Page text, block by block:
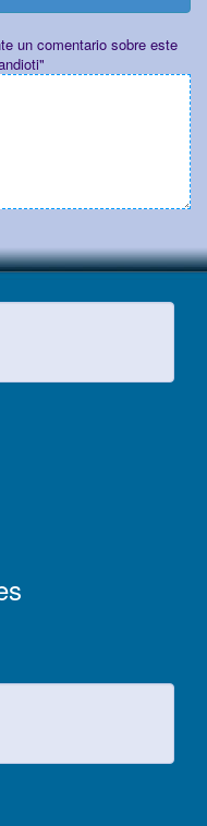
un comentario sobre este